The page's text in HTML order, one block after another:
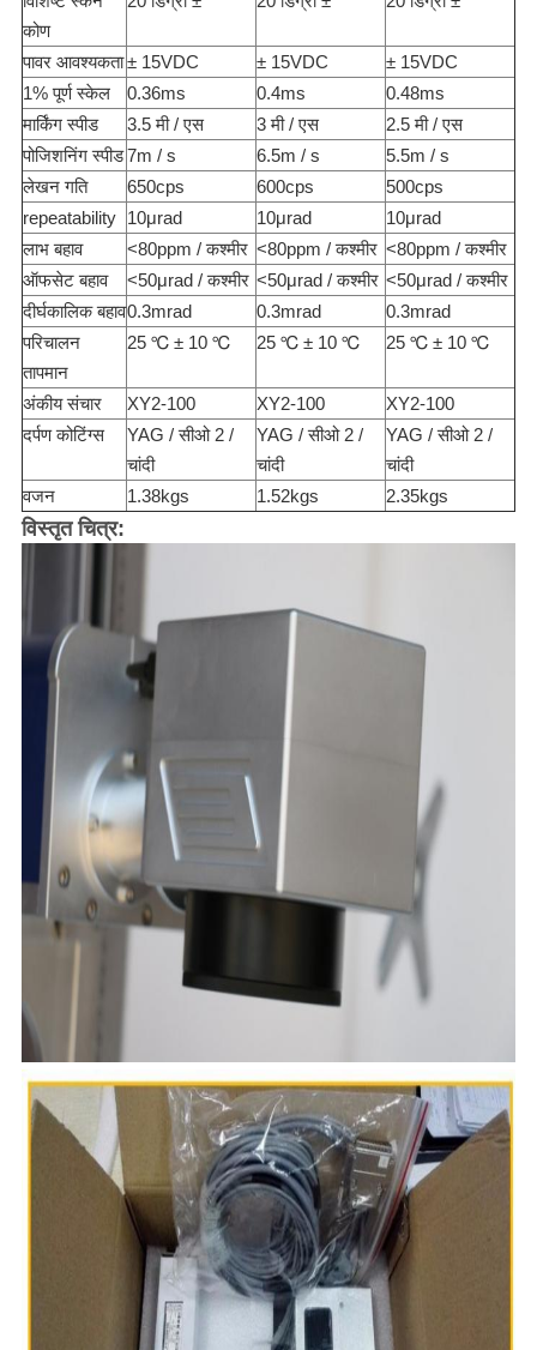
कोण
पावर आवश्यकता± 15VDC ± 15VDC
± 15VDC
1% पूर्ण स्केल
0.36ms 0.4ms
0.48ms
मार्किंग स्पीड
3.5 मी / एस 3 मी / एस
2.5 मी / एस
पोजिशनिंग स्पीड7m / s 6.5m / s
5.5m / s
लेखन गति
650cps 600cps
500cps
repeatability 10μrad 10μrad
10μrad
लाभ बहाव
<80ppm / कश्मीर <80ppm / कश्मीर <80ppm / कश्मीर
ऑफसेट बहाव
<50μrad / कश्मीर <50μrad / कश्मीर <50μrad / कश्मीर
दीर्घकालिक बहाव0.3mrad 0.3mrad
0.3mrad
परिचालन
तापमान
25 ℃ ± 10 ℃ 25 ℃ ± 10 ℃ 25 ℃ ± 10 ℃
अंकीय संचार XY2-100 XY2-100
XY2-100
दर्पण कोटिंग्स
YAG / सीओ 2 /
चांदी
YAG / सीओ 2 /
चांदी
YAG / सीओ 2 /
चांदी
वजन
1.38kgs 1.52kgs 2.35kgs
विस्तृत चित्र: